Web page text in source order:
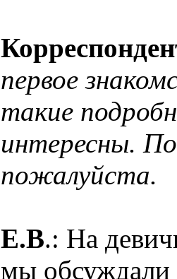
первое
такие
интересны.
пожалуйста.
Е.В.: На
мы обсуждали